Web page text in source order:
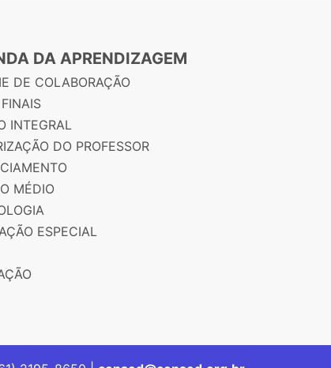
DA APRENDIZAGEM
DE COLABORAÇÃO
INTEGRAL
DO PROFESSOR
MÉDIO
ESPECIAL